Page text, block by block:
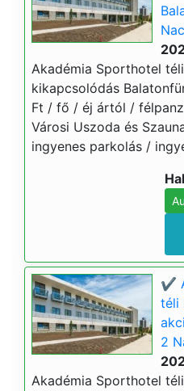
Akadémia Sporthotel
kikapcsolódás
Ft / fő / éj ártól /
Városi Uszoda és
ingyenes parkolás /
✔️
téli
2
Akadémia Sporthotel